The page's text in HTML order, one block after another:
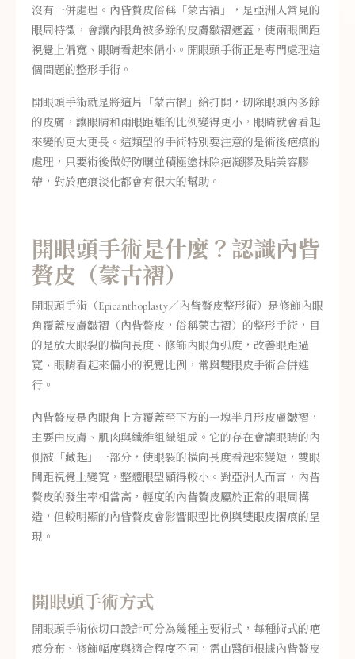
沒有一併處理。內眥贅皮俗稱「蒙古褶」，是亞洲人常見的
眼周特徵，會讓內眼角被多餘的皮膚皺褶遮蓋，使兩眼間距
視覺上偏寬、眼睛看起來偏小。開眼頭手術正是專門處理這
個問題的整形手術。
開眼頭手術就是將這片「蒙古摺」給打開，切除眼頭內多餘
的皮膚，讓眼睛和兩眼距離的比例變得更小，眼睛就會看起
來變的更大更長。這類型的手術特別要注意的是術後疤痕的
處理，只要術後做好防曬並積極塗抹除疤凝膠及貼美容膠
帶，對於疤痕淡化都會有很大的幫助。
開眼頭手術是什麼？認識內眥
贅皮（蒙古褶）
開眼頭手術（Epicanthoplasty／內眥贅皮整形術）是修飾內眼
角覆蓋皮膚皺褶（內眥贅皮，俗稱蒙古褶）的整形手術，目
的是放大眼裂的橫向長度、修飾內眼角弧度，改善眼距過
寬、眼睛看起來偏小的視覺比例，常與雙眼皮手術合併進
行。
內眥贅皮是內眼角上方覆蓋至下方的一塊半月形皮膚皺褶，
主要由皮膚、肌肉與纖維組織組成。它的存在會讓眼睛的內
側被「藏起」一部分，使眼裂的橫向長度看起來變短，雙眼
間距視覺上變寬，整體眼型顯得較小。對亞洲人而言，內眥
贅皮的發生率相當高，輕度的內眥贅皮屬於正常的眼周構
造，但較明顯的內眥贅皮會影響眼型比例與雙眼皮摺痕的呈
現。
開眼頭手術方式
開眼頭手術依切口設計可分為幾種主要術式，每種術式的疤
痕分布、修飾幅度與適合程度不同，需由醫師根據內眥贅皮